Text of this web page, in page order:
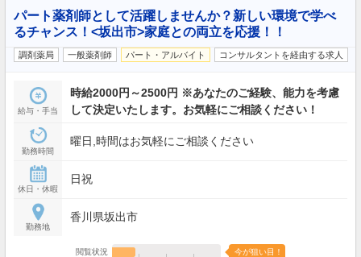
パート薬剤師として活躍しませんか？新しい環境で学べ
るチャンス！<坂出市>家庭との両立を応援！！
調剤薬局 一般薬剤師 パート・アルバイト コンサルタントを経由する求人
給与・手当
時給2000円～2500円 ※あなたのご経験、能力を考慮
して決定いたします。お気軽にご相談ください！
勤務時間
曜日,時間はお気軽にご相談ください
休日・休暇
日祝
勤務地
香川県坂出市
閲覧状況 今が狙い目！